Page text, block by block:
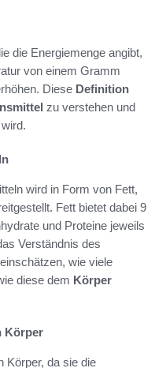
die Energiemenge angibt,
von einem Gramm
Diese Definition
zu verstehen und
wird in Form von Fett,
Fett bietet dabei 9
und Proteine jeweils
Verständnis des
wie viele
diese dem Körper
Körper
Körper, da sie die